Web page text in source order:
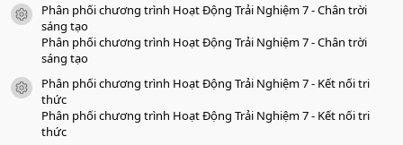
a
icon tài liệu
Phân phối chương trình Hoạt Động Trải Nghiệm 7 - Chân trời
sáng tạo
Phân phối chương trình Hoạt Động Trải Nghiệm 7 - Chân trời
sáng tạo
icon tài liệu
Phân phối chương trình Hoạt Động Trải Nghiệm 7 - Kết nối tri
thức
Phân phối chương trình Hoạt Động Trải Nghiệm 7 - Kết nối tri
thức